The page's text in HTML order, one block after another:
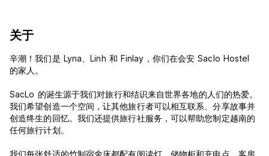
关于
辛潮！我们是 Lyna、Linh 和 Finlay，你们在会安 Saclo Hostel
的家人。
SacLo 的诞生源于我们对旅行和结识来自世界各地的人们的热爱。
我们希望创造一个空间，让其他旅行者可以相互联系、分享故事并
创造终生的回忆。我们还提供旅行社服务，可以帮助您制定越南的
任何旅行计划。
我们每张舒适的竹制宿舍床都配有阅读灯、储物柜和充电点。客房